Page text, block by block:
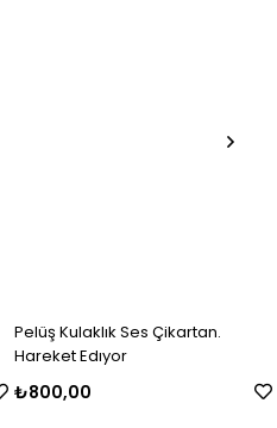
Pelüş Kulaklık Ses Çikartan.
Hareket Edıyor
₺800,00